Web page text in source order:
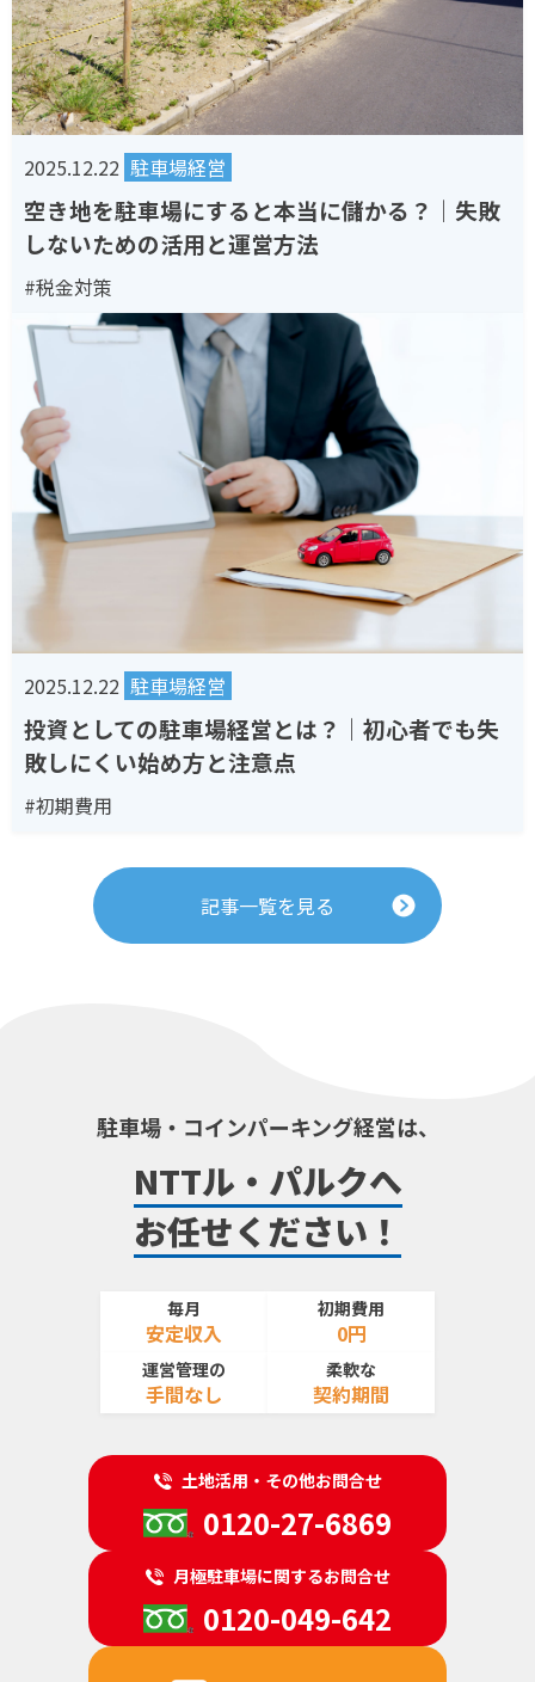
2025.12.22 駐車場経営
空き地を駐車場にすると本当に儲かる？｜失敗
しないための活用と運営方法
#税金対策
2025.12.22 駐車場経営
投資としての駐車場経営とは？｜初心者でも失
敗しにくい始め方と注意点
#初期費用
記事一覧を見る
駐車場・コインパーキング経営は、
NTTル・パルクへ
お任せください！
毎月
安定収入
初期費用
0円
運営管理の
手間なし
柔軟な
契約期間
土地活用・その他お問合せ
0120-27-6869
月極駐車場に関するお問合せ
0120-049-642